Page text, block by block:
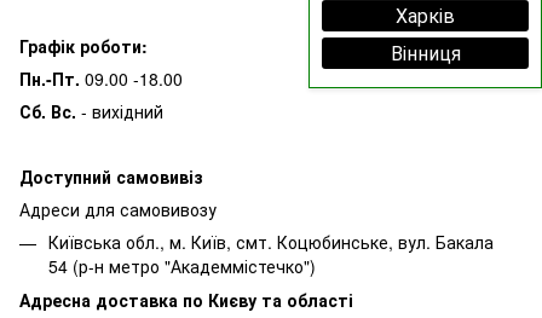
Харків
Вінниця
Графік роботи:
Пн.-Пт. 09.00 -18.00
Сб. Вс. - вихідний
Доступний самовивіз
Адреси для самовивозу
Київська обл., м. Київ, смт. Коцюбинське, вул. Бакала
54 (р-н метро "Академмістечко")
Адресна доставка по Києву та області